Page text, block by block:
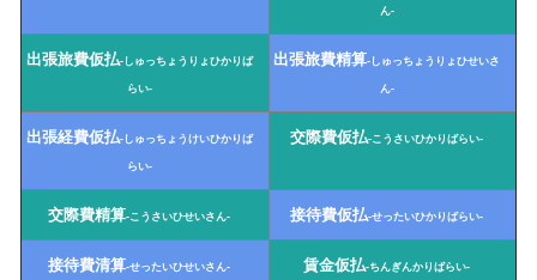
ん-
出張旅費仮払-しゅっちょうりょひかりば
らい-
出張旅費精算-しゅっちょうりょひせいさ
ん-
出張経費仮払-しゅっちょうけいひかりば
らい-
交際費仮払-こうさいひかりばらい-
交際費精算-こうさいひせいさん- 接待費仮払-せったいひかりばらい-
接待費清算-せったいひせいさん- 賃金仮払-ちんぎんかりばらい-